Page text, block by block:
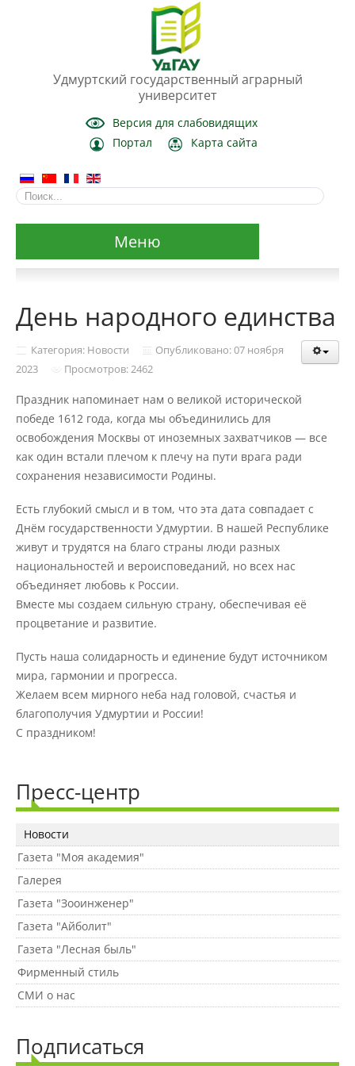
Удмуртский государственный аграрный
университет
Версия для слабовидящих
Портал
Карта сайта
Меню
Основные сведения
Структура и органы управления
образовательной организацией
Документы
Образовательные стандарты и
Образование
Руководство
Педагогический состав
Материально-техническое
обеспечение и оснащенность
образовательного процесса
Стипендии и меры поддержки
обучающихся
Платные образовательные услуги
Финансово-хозяйственная
деятельность
Вакантные места для приёма
(перевода) обучающихся
Доступная среда
День народного единства
Категория: Новости
Опубликовано: 07 ноября
2023
Просмотров: 2462
Праздник напоминает нам о великой исторической
победе 1612 года, когда мы объединились для
освобождения Москвы от иноземных захватчиков — все
как один встали плечом к плечу на пути врага ради
сохранения независимости Родины.
Есть глубокий смысл и в том, что эта дата совпадает с
Днём государственности Удмуртии. В нашей Республике
живут и трудятся на благо страны люди разных
национальностей и вероисповеданий, но всех нас
объединяет любовь к России.
Вместе мы создаем сильную страну, обеспечивая её
процветание и развитие.
Пусть наша солидарность и единение будут источником
мира, гармонии и прогресса.
Желаем всем мирного неба над головой, счастья и
благополучия Удмуртии и России!
С праздником!
Пресс-центр
Новости
Газета "Моя академия"
Галерея
Газета "Зооинженер"
Газета "Айболит"
Газета "Лесная быль"
Фирменный стиль
СМИ о нас
Подписаться